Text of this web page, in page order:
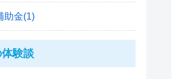
助金(1)
験談